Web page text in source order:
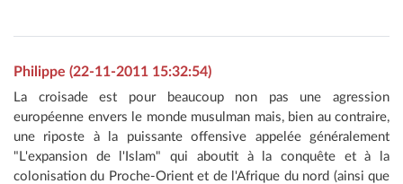
Philippe (22-11-2011 15:32:54)
La croisade est pour beaucoup non pas une agression
européenne envers le monde musulman mais, bien au contraire,
une riposte à la puissante offensive appelée généralement
"L'expansion de l'Islam" qui aboutit à la conquête et à la
colonisation du Proche-Orient et de l'Afrique du nord (ainsi que